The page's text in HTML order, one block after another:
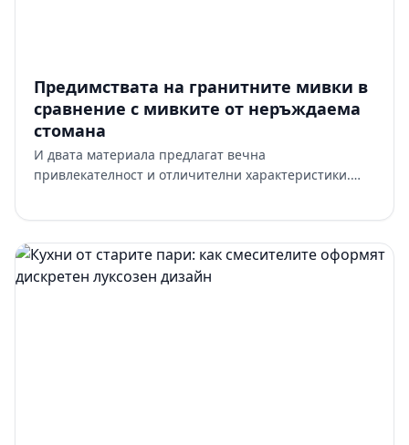
Предимствата на гранитните мивки в
сравнение с мивките от неръждаема
стомана
И двата материала предлагат вечна
привлекателност и отличителни характеристики.